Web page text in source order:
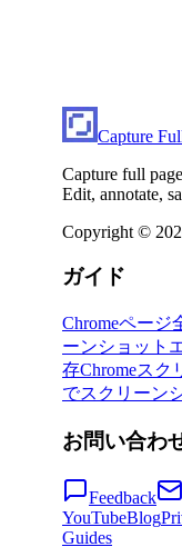
Capture
Capture full
Edit, annotate,
Copyright ©
ガイド
Chromeページ
ーンショット
存Chromeスク
でスクリーン
お問い合わ
Feedback
YouTubeBlog
Guides